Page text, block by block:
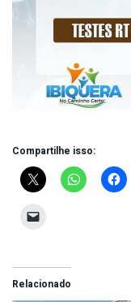
Compartilhe isso:
Relacionado